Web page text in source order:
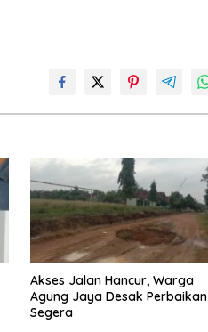
Akses Jalan Hancur, Warga
Agung Jaya Desak Perbaikan
Segera